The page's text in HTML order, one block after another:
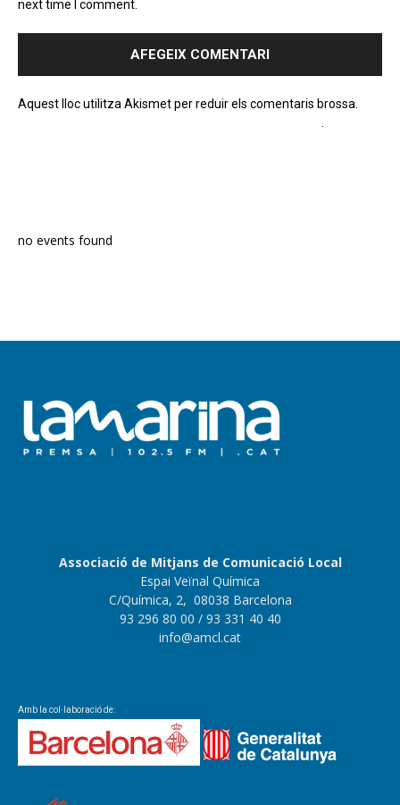
next time I comment.
Aquest lloc utilitza Akismet per reduir els comentaris brossa.
no events found
Associació de Mitjans de Comunicació Local
Espai Veïnal Química
C/Química, 2, 08038 Barcelona
93 296 80 00 / 93 331 40 40
info@amcl.cat
Amb la col·laboració de: